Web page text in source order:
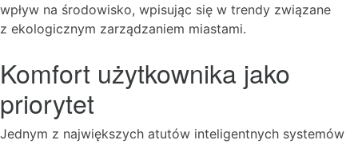
wpływ na środowisko, wpisując się w trendy związane
z ekologicznym zarządzaniem miastami.
Komfort użytkownika jako
priorytet
Jednym z największych atutów inteligentnych systemów